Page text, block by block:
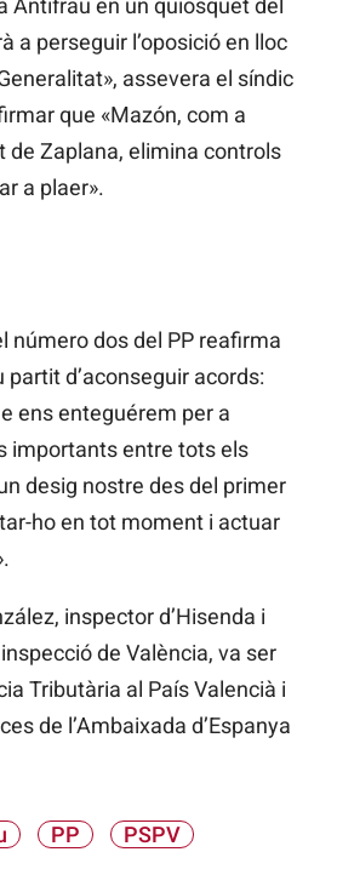
Antifrau en un quiosquet del
a perseguir l’oposició en lloc
assevera el síndic
que «Mazón, com a
de Zaplana, elimina controls
a plaer».
número dos del PP reafirma
d’aconseguir acords:
ens enteguérem per a
importants entre tots els
desig nostre des del primer
ho en tot moment i actuar
inspector d’Hisenda i
de València, va ser
Tributària al País Valencià i
de l’Ambaixada d’Espanya
PP PSPV